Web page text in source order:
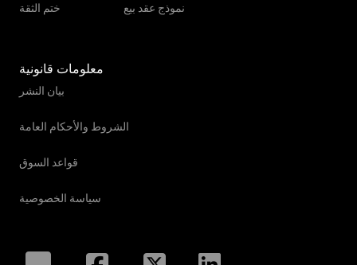
ختم الثقة نموذج عقد بيع
معلومات قانونية
بيان النشر
الشروط والأحكام العامة
قواعد السوق
سياسة الخصوصية